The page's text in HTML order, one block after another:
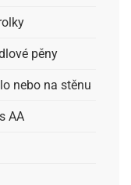
pěny
nebo na stěnu
AA